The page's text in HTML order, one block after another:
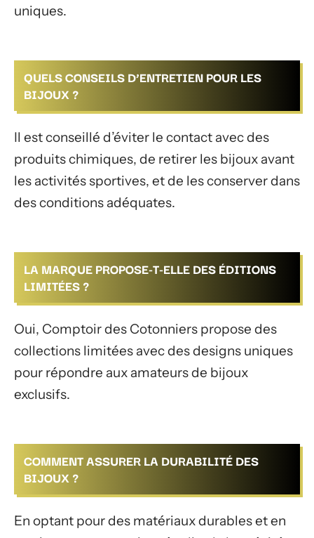
uniques.
QUELS CONSEILS D’ENTRETIEN POUR LES
BIJOUX ?
Il est conseillé d’éviter le contact avec des
produits chimiques, de retirer les bijoux avant
les activités sportives, et de les conserver dans
des conditions adéquates.
LA MARQUE PROPOSE-T-ELLE DES ÉDITIONS
LIMITÉES ?
Oui, Comptoir des Cotonniers propose des
collections limitées avec des designs uniques
pour répondre aux amateurs de bijoux
exclusifs.
COMMENT ASSURER LA DURABILITÉ DES
BIJOUX ?
En optant pour des matériaux durables et en